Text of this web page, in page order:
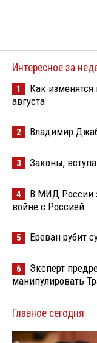
Интересное за
1
Как
августа
2 Владимир
3 Законы,
4
В МИД России
войне с Россией
5 Ереван рубит
6
Эксперт
манипулировать
Главное сегодня